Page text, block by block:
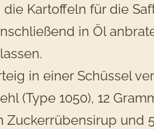
Kartoffeln für die
in Öl
in einer Schüssel
(Type 1050), 12
Zuckerrübensirup und